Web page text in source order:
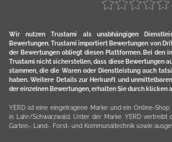
Wir nutzen Trustami als unabhängigen
Bewertungen. Trustami importiert Bewertungen von
der Bewertungen obliegt diesen Plattformen. Bei den
Trustami nicht sicherstellen, dass diese Bewertungen
stammen, die die Waren oder Dienstleistung auch
haben. Weitere Details zur Herkunft und
der einzelnen Bewertungen, erhalten Sie durch klicken
YERD ist eine eingetragene Marke und ein Online-
in Lahr/Schwarzwald. Unter der Marke YERD vertreibt
Garten-, Land-, Forst- und Kommunaltechnik sowie